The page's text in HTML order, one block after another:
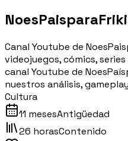
Canal Youtube de
videojuegos, cómics,
canal Youtube de
nuestros análisis,
Cultura
11 mesesAntigüedad
26 horasContenido